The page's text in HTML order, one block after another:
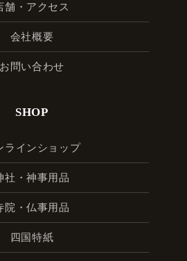
舗・アクセス
会社概要
お問い合わせ
SHOP
ラインショップ
社・神事用品
院・仏事用品
四国特紙